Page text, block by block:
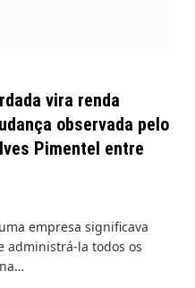
vira renda
observada pelo
Pimentel entre
empresa significava
administrá-la todos os